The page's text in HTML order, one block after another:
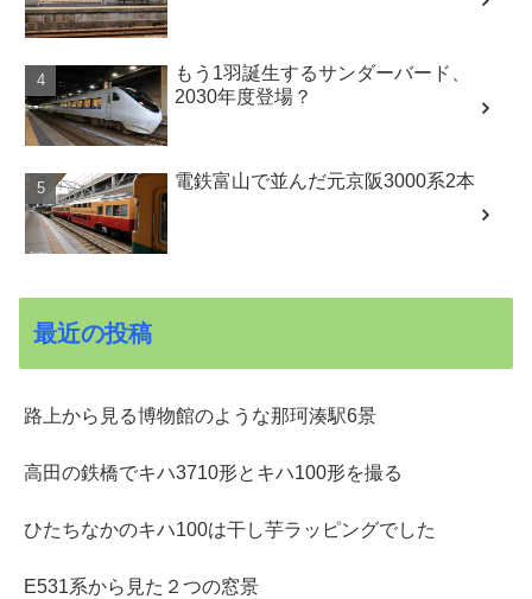
もう1羽誕生するサンダーバード、
2030年度登場？
電鉄富山で並んだ元京阪3000系2本
最近の投稿
路上から見る博物館のような那珂湊駅6景
高田の鉄橋でキハ3710形とキハ100形を撮る
ひたちなかのキハ100は干し芋ラッピングでした
E531系から見た２つの窓景